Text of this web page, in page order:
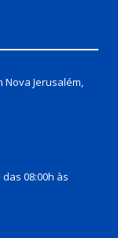
Nova Jerusalém,
08:00h às